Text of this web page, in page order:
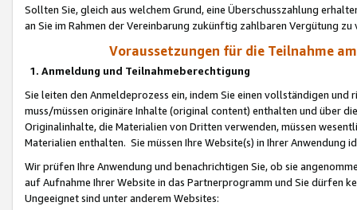
Sollten Sie, gleich aus welchem Grund, eine Überschusszahlung
an Sie im Rahmen der Vereinbarung zukünftig zahlbaren Vergütung zu
Voraussetzungen für die Teilnahme
1. Anmeldung und Teilnahmeberechtigung
Sie leiten den Anmeldeprozess ein, indem Sie einen vollständigen
muss/müssen originäre Inhalte (original content) enthalten und über
Originalinhalte, die Materialien von Dritten verwenden, müssen
Materialien enthalten. Sie müssen Ihre Website(s) in Ihrer Anwendung
Wir prüfen Ihre Anwendung und benachrichtigen Sie, ob sie
auf Aufnahme Ihrer Website in das Partnerprogramm und Sie dürfen
Ungeeignet sind unter anderem Websites: